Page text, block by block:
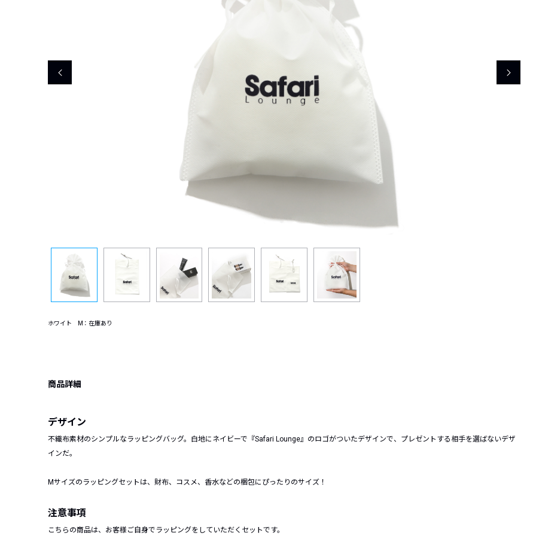
レコメンドアイテム
ピックアップアイテム
ホワイト M：在庫あり
商品詳細
デザイン
不織布素材のシンプルなラッピングバッグ。白地にネイビーで『Safari Lounge』のロゴがついたデザインで、プレゼントする相手を選ばないデザ
インだ。
Mサイズのラッピングセットは、財布、コスメ、香水などの梱包にぴったりのサイズ！
注意事項
こちらの商品は、お客様ご自身でラッピングをしていただくセットです。